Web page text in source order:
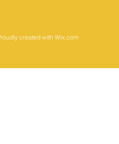
created with Wix.com